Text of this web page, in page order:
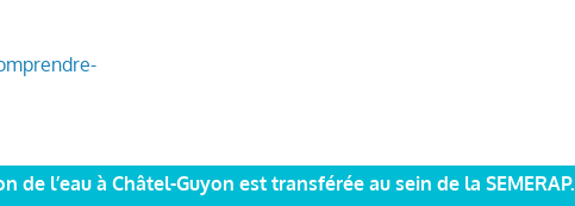
l’eau à Châtel-Guyon est transférée au sein de la SEMERAP.